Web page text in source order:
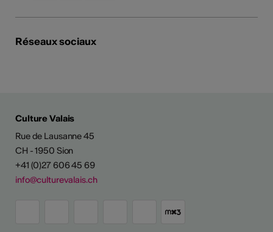
Réseaux sociaux
Culture Valais
Rue de Lausanne 45
CH - 1950 Sion
+41 (0)27 606 45 69
info@culturevalais.ch